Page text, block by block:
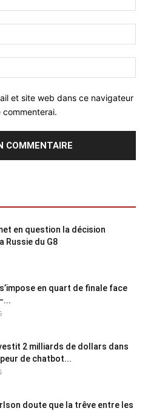
et site web dans ce navigateur
en question la décision
Russie du G8
en quart de finale face
2 milliards de dollars dans
de chatbot...
doute que la trêve entre les